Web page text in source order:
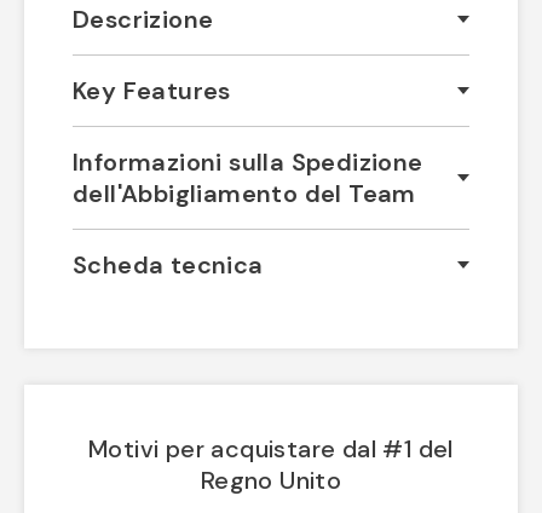
Descrizione
Key Features
Informazioni sulla Spedizione
dell'Abbigliamento del Team
Scheda tecnica
Motivi per acquistare dal #1 del
Regno Unito